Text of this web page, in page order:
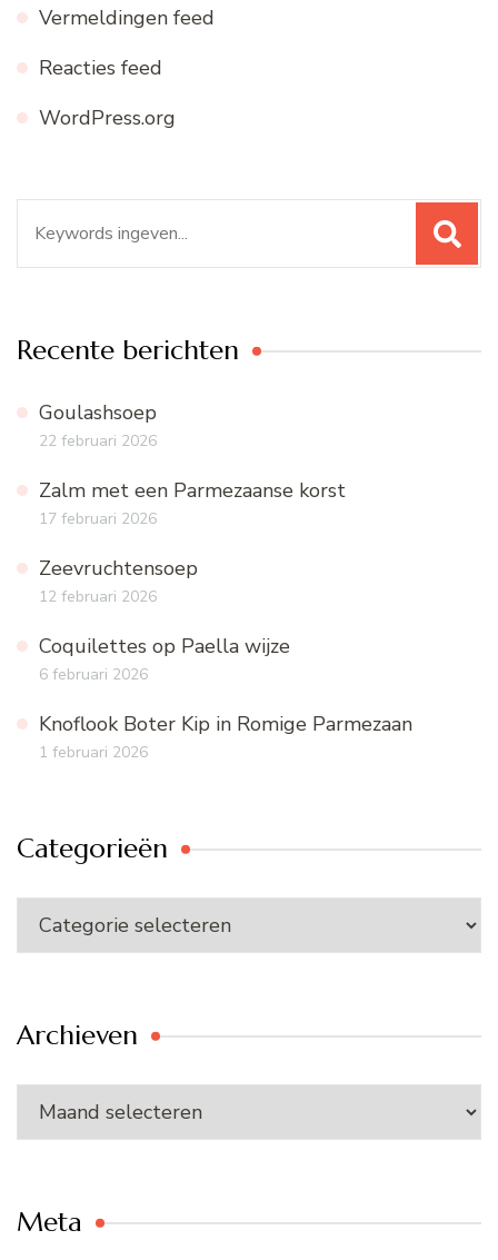
Vermeldingen feed
Reacties feed
WordPress.org
naar:
Recente berichten
Goulashsoep
22 februari 2026
Zalm met een Parmezaanse korst
17 februari 2026
Zeevruchtensoep
12 februari 2026
Coquilettes op Paella wijze
6 februari 2026
Knoflook Boter Kip in Romige Parmezaan
1 februari 2026
Categorieën
Categorieën
Archieven
Archieven
Meta